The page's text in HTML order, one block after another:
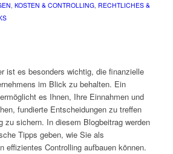
, KOSTEN & CONTROLLING, RECHTLICHES &
ist es besonders wichtig, die finanzielle
im Blick zu behalten. Ein
es Ihnen, Ihre Einnahmen und
fundierte Entscheidungen zu treffen
zu sichern. In diesem Blogbeitrag werden
Tipps geben, wie Sie als
effizientes Controlling aufbauen können.